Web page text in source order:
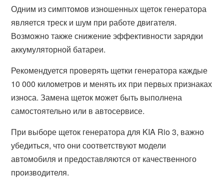
Одним из симптомов изношенных щеток генератора
является треск и шум при работе двигателя.
Возможно также снижение эффективности зарядки
аккумуляторной батареи.
Рекомендуется проверять щетки генератора каждые
10 000 километров и менять их при первых признаках
износа. Замена щеток может быть выполнена
самостоятельно или в автосервисе.
При выборе щеток генератора для KIA Rio 3, важно
убедиться, что они соответствуют модели
автомобиля и предоставляются от качественного
производителя.